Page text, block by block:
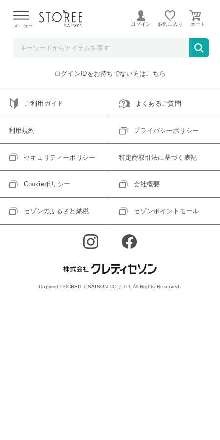
よる配送遅延が発生しております。
メニュー ログイン お気に入り
ご指定のアイテムは取り扱い終了、またはただいま取り扱い
トップへ戻る
ログインIDをお持ちでない方はこちら
ご利用ガイド よくあるご質問
利用規約 プライバシーポリシー
セキュリティーポリシー 特定商取引法に基づく表記
Cookieポリシー 会社概要
セゾンのふるさと納税 セゾンポイントモール
Copyright ©CREDIT SAISON CO.,LTD. All Rights Reserved.